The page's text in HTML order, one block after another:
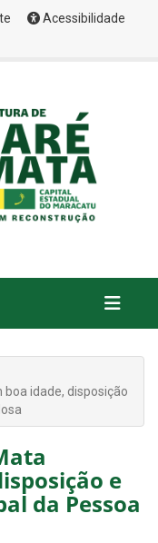
Acessibilidade
boa idade, disposição
e
da Pessoa